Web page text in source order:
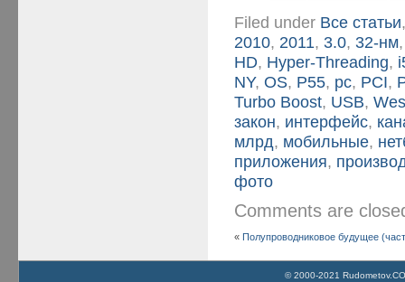
Filed under Все статьи
2010, 2011, 3.0, 32-нм
HD, Hyper-Threading,
NY,OS, P55, pc, PCI,
Turbo Boost, USB,
закон, интерфейс,
млрд, мобильные,
приложения,
фото
Comments are
«Полупроводниковое будущее
© 2000-2021